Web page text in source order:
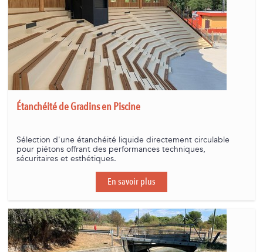
Étanchéité de Gradins en Piscine
Sélection d'une étanchéité liquide directement circulable
pour piétons offrant des performances techniques,
sécuritaires et esthétiques.
En savoir plus